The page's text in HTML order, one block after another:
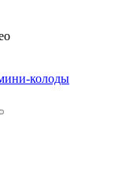
колоды